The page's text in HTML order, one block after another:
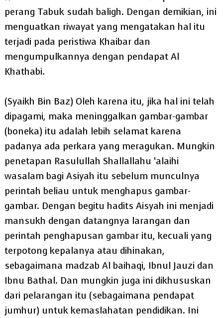
perang Tabuk sudah baligh. Dengan demikian, ini
menguatkan riwayat yang mengatakan hal itu
terjadi pada peristiwa Khaibar dan
mengumpulkannya dengan pendapat Al
Khathabi.
(Syaikh Bin Baz) Oleh karena itu, jika hal ini telah
dipagami, maka meninggalkan gambar-gambar
(boneka) itu adalah lebih selamat karena
padanya ada perkara yang meragukan. Mungkin
penetapan Rasulullah Shallallahu ‘alaihi
wasalam bagi Asiyah itu sebelum munculnya
perintah beliau untuk menghapus gambar-
gambar. Dengan begitu hadits Aisyah ini menjadi
mansukh dengan datangnya larangan dan
perintah penghapusan gambar itu, kecuali yang
terpotong kepalanya atau dihinakan,
sebagaimana madzab Al baihaqi, Ibnul Jauzi dan
Ibnu Bathal. Dan mungkin juga ini dikhususkan
dari pelarangan itu (sebagaimana pendapat
jumhur) untuk kemaslahatan pendidikan. Ini